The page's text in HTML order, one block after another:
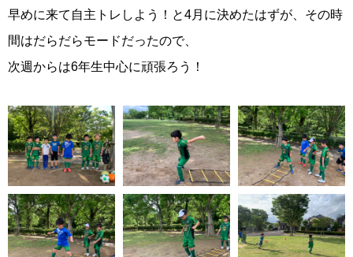
早めに来て自主トレしよう！と4月に決めたはずが、その時
間はだらだらモードだったので、
次週からは6年生中心に頑張ろう！